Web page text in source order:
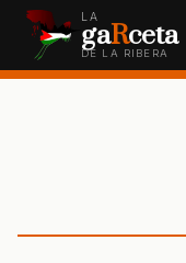
LA
gaRceta
DE LA RIBERA